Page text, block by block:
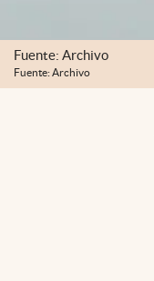
Fuente: Archivo
Fuente: Archivo